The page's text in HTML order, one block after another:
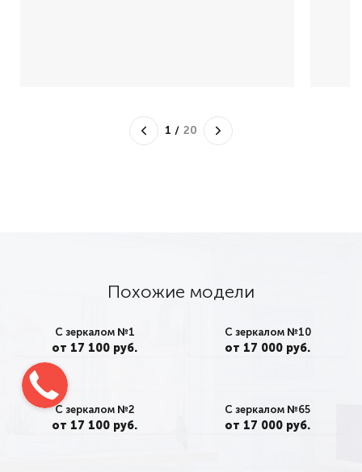
1 / 20
Похожие модели
С зеркалом №1
от 17 100 руб.
С зеркалом №10
от 17 000 руб.
С зеркалом №2
от 17 100 руб.
С зеркалом №65
от 17 000 руб.